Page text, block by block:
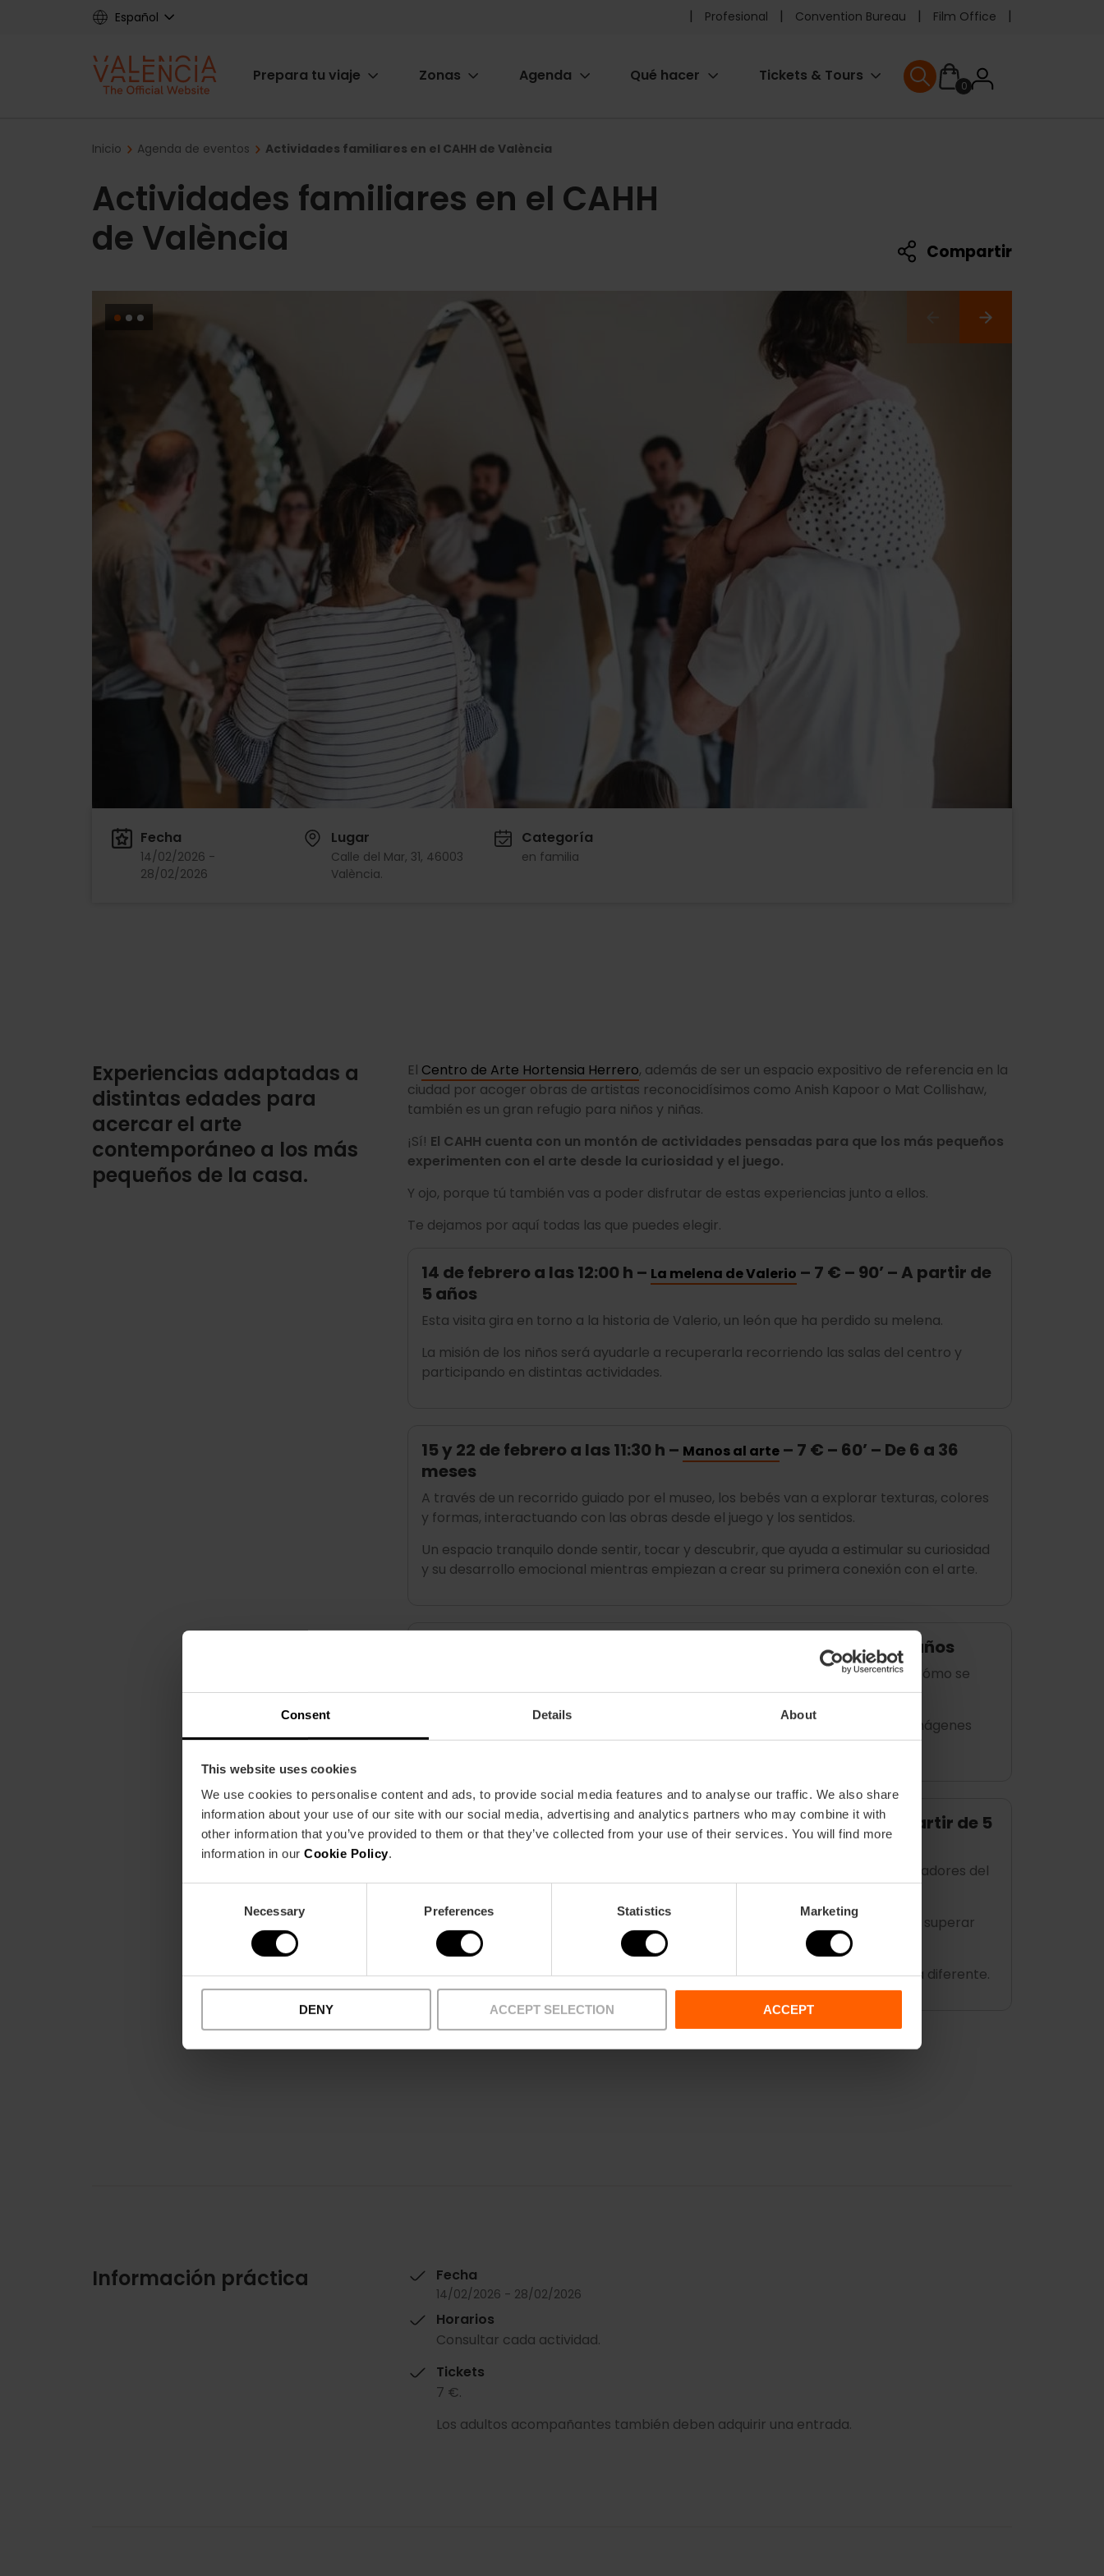
Consent Details About
This website uses cookies
We use cookies to personalise content and ads, to provide social media features and to analyse our traffic. We also share
information about your use of our site with our social media, advertising and analytics partners who may combine it with
other information that you’ve provided to them or that they’ve collected from your use of their services. You will find more
information in our Cookie Policy.
Necessary Preferences Statistics Marketing
DENY ACCEPT SELECTION ACCEPT
Español
Pre
header
Profesional Convention Bureau Film Office
Main
Prepara tu viaje Zonas Agenda Qué hacer Tickets & Tours
0User
User menu
Breadcrumb
Inicio Agenda de eventos Actividades familiares en el CAHH de València
Actividades familiares en el CAHH
de València
Compartir
Fecha
14/02/2026 -
28/02/2026
Lugar
Calle del Mar, 31, 46003
València.
Categoría
en familia
Experiencias adaptadas a
distintas edades para
acercar el arte
contemporáneo a los más
pequeños de la casa.
El Centro de Arte Hortensia Herrero, además de ser un espacio expositivo de referencia en la
ciudad por acoger obras de artistas reconocidísimos como Anish Kapoor o Mat Collishaw,
también es un gran refugio para niños y niñas.
¡Sí! El CAHH cuenta con un montón de actividades pensadas para que los más pequeños
experimenten con el arte desde la curiosidad y el juego.
Y ojo, porque tú también vas a poder disfrutar de estas experiencias junto a ellos.
Te dejamos por aquí todas las que puedes elegir.
14 de febrero a las 12:00 h – La melena de Valerio – 7 € – 90’ – A partir de
5 años
Esta visita gira en torno a la historia de Valerio, un león que ha perdido su melena.
La misión de los niños será ayudarle a recuperarla recorriendo las salas del centro y
participando en distintas actividades.
15 y 22 de febrero a las 11:30 h – Manos al arte – 7 € – 60’ – De 6 a 36
meses
A través de un recorrido guiado por el museo, los bebés van a explorar texturas, colores
y formas, interactuando con las obras desde el juego y los sentidos.
Un espacio tranquilo donde sentir, tocar y descubrir, que ayuda a estimular su curiosidad
y su desarrollo emocional mientras empiezan a crear su primera conexión con el arte.
– 7 € – 90’ – De 8 a 12 años
Una visita-taller pensada para que los niños reflexionen sobre quiénes son y cómo se
representan, creando su propio retrato.
A través de la fotografía, la pintura y la escultura, van a descubrir cómo las imágenes
dicen mucho más de lo que parece.
28 de febrero a las 12:00 h –Misión en el museo– 7 € – 90’ – A partir de 5
años
Aquí los niños no vienen solo a mirar cuadros… ¡vienen a convertirse en exploradores del
Durante la actividad tendrán que buscar pistas, resolver pequeños enigmas y superar
retos repartidos por las salas del CAHH.
Una experiencia para observar, pensar y moverse por el museo de una forma diferente.
Información práctica Fecha
14/02/2026 - 28/02/2026
Horarios
Consultar cada actividad.
Tickets
7 €.
Los adultos acompañantes también deben adquirir una entrada.